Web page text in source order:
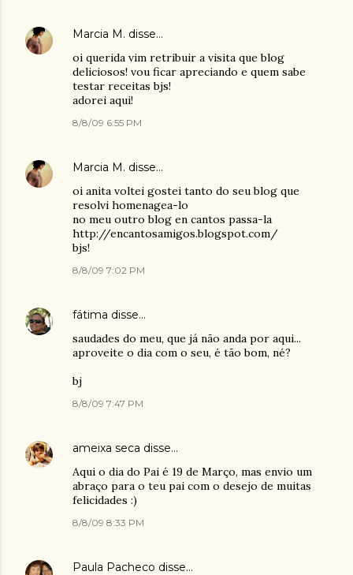
Marcia M. disse…
oi querida vim retribuir a visita que blog
deliciosos! vou ficar apreciando e quem sabe
testar receitas bjs!
adorei aqui!
8/8/09 6:55 PM
Marcia M. disse…
oi anita voltei gostei tanto do seu blog que
resolvi homenagea-lo
no meu outro blog en cantos passa-la
http://encantosamigos.blogspot.com/
bjs!
8/8/09 7:02 PM
fátima disse…
saudades do meu, que já não anda por aqui...
aproveite o dia com o seu, é tão bom, né?
bj
8/8/09 7:47 PM
ameixa seca disse…
Aqui o dia do Pai é 19 de Março, mas envio um
abraço para o teu pai com o desejo de muitas
felicidades :)
8/8/09 8:33 PM
Paula Pacheco disse…